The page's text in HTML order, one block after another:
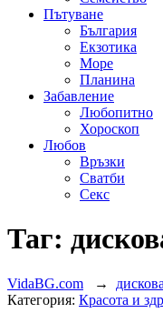
Пътуване
България
Екзотика
Море
Планина
Забавление
Любопитно
Хороскоп
Любов
Връзки
Сватби
Секс
Таг:
VidaBG.com →
Категория: Красота и